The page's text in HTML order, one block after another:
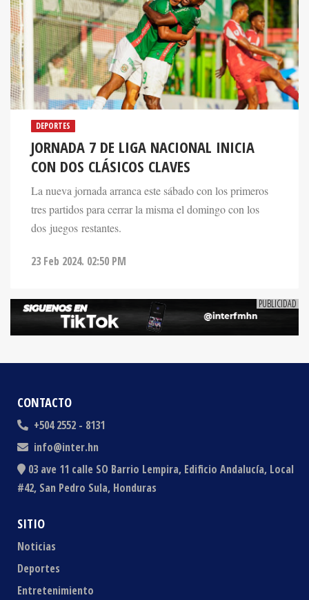
DEPORTES
JORNADA 7 DE LIGA NACIONAL INICIA
CON DOS CLÁSICOS CLAVES
La nueva jornada arranca este sábado con los primeros
tres partidos para cerrar la misma el domingo con los
dos juegos restantes.
CONTACTO
+504 2552 - 8131
info@inter.hn
03 ave 11 calle SO Barrio Lempira, Edificio Andalucía, Local
#42, San Pedro Sula, Honduras
SITIO
Noticias
Deportes
Entretenimiento